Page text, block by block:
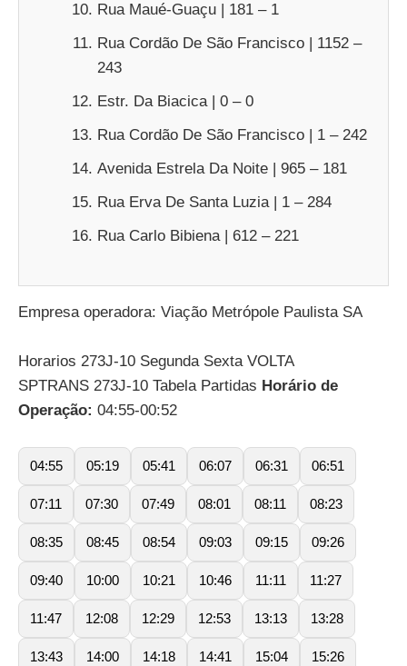
Rua Maué-Guaçu | 181 – 1
Rua Cordão De São Francisco | 1152 –
243
Estr. Da Biacica | 0 – 0
Rua Cordão De São Francisco | 1 – 242
Avenida Estrela Da Noite | 965 – 181
Rua Erva De Santa Luzia | 1 – 284
Rua Carlo Bibiena | 612 – 221
Empresa operadora: Viação Metrópole Paulista SA
Horarios 273J-10 Segunda Sexta VOLTA
SPTRANS 273J-10 Tabela Partidas Horário de
Operação: 04:55-00:52
04:55 05:19 05:41 06:07 06:31 06:51
07:11 07:30 07:49 08:01 08:11 08:23
08:35 08:45 08:54 09:03 09:15 09:26
09:40 10:00 10:21 10:46 11:11 11:27
11:47 12:08 12:29 12:53 13:13 13:28
13:43 14:00 14:18 14:41 15:04 15:26